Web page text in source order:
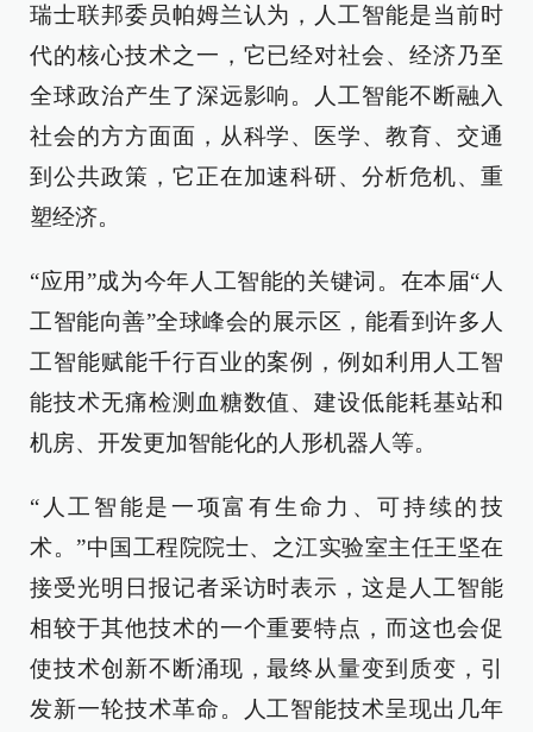
瑞士联邦委员帕姆兰认为，人工智能是当前时
代的核心技术之一，它已经对社会、经济乃至
全球政治产生了深远影响。人工智能不断融入
社会的方方面面，从科学、医学、教育、交通
到公共政策，它正在加速科研、分析危机、重
塑经济。
“应用”成为今年人工智能的关键词。在本届“人
工智能向善”全球峰会的展示区，能看到许多人
工智能赋能千行百业的案例，例如利用人工智
能技术无痛检测血糖数值、建设低能耗基站和
机房、开发更加智能化的人形机器人等。
“人工智能是一项富有生命力、可持续的技
术。”中国工程院院士、之江实验室主任王坚在
接受光明日报记者采访时表示，这是人工智能
相较于其他技术的一个重要特点，而这也会促
使技术创新不断涌现，最终从量变到质变，引
发新一轮技术革命。人工智能技术呈现出几年